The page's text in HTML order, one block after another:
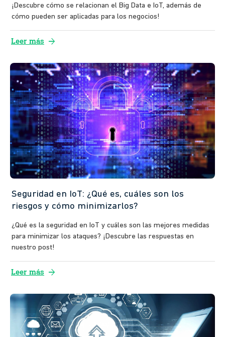
¡Descubre cómo se relacionan el Big Data e IoT, además de
cómo pueden ser aplicadas para los negocios!
Leer más arrow_forward
Seguridad en IoT: ¿Qué es, cuáles son los
riesgos y cómo minimizarlos?
¿Qué es la seguridad en IoT y cuáles son las mejores medidas
para minimizar los ataques? ¡Descubre las respuestas en
nuestro post!
Leer más arrow_forward